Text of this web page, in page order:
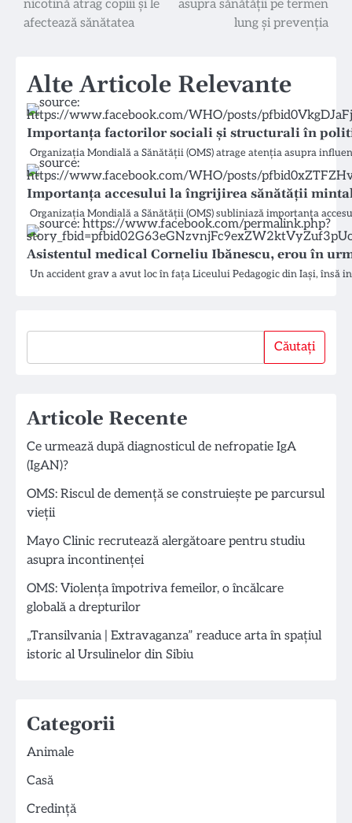
în
nicotină atrag copiii și le
afectează sănătatea
asupra sănătății pe termen
lung și prevenția
Alte Articole Relevante
Importanța factorilor sociali și structurali în
Organizația Mondială a Sănătății (OMS) atrage atenția asupra
Importanța accesului la îngrijirea sănătății
Organizația Mondială a Sănătății (OMS) subliniază importanța
Asistentul medical Corneliu Ibănescu, erou în
Un accident grav a avut loc în fața Liceului Pedagogic din Iași,
Căutați
Articole Recente
Ce urmează după diagnosticul de nefropatie IgA
(IgAN)?
OMS: Riscul de demență se construiește pe parcursul
vieții
Mayo Clinic recrutează alergătoare pentru studiu
asupra incontinenței
OMS: Violența împotriva femeilor, o încălcare
globală a drepturilor
„Transilvania | Extravaganza” readuce arta în spațiul
istoric al Ursulinelor din Sibiu
Categorii
Animale
Casă
Credință